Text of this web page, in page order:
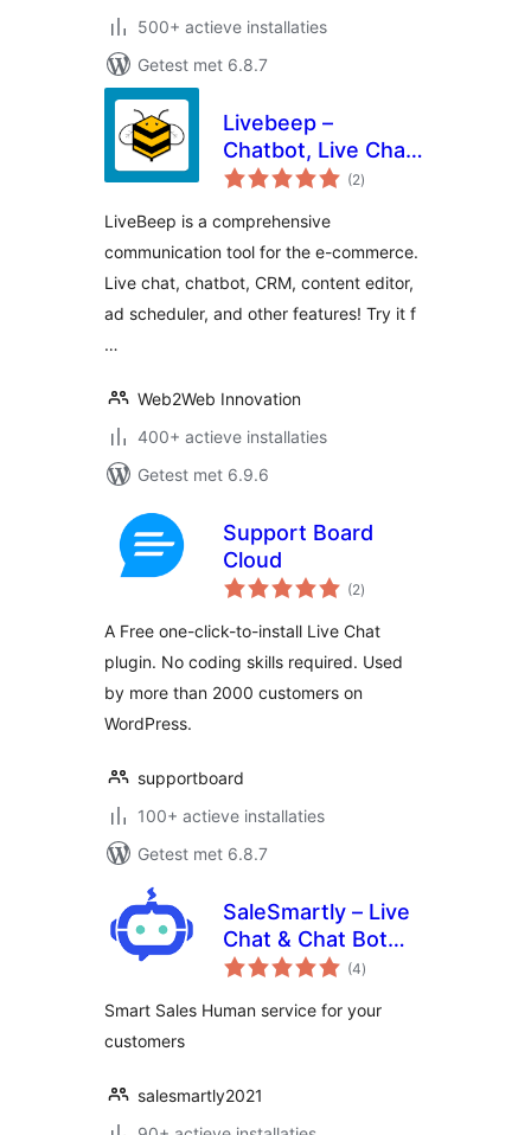
500+ actieve installaties
Getest met 6.8.7
Livebeep –
Chatbot, Live Chat,
CRM & Digital
(2totaal
waarderingen
)
LiveBeep is a comprehensive
communication tool for the e-commerce.
Live chat, chatbot, CRM, content editor,
ad scheduler, and other features! Try it f
…
Web2Web Innovation
400+ actieve installaties
Getest met 6.9.6
Support Board
Cloud
(2totaal
waarderingen
)
A Free one-click-to-install Live Chat
plugin. No coding skills required. Used
by more than 2000 customers on
WordPress.
supportboard
100+ actieve installaties
Getest met 6.8.7
SaleSmartly – Live
Chat & Chat Bot
Integrate
(4totaal
waarderingen
)
Smart Sales Human service for your
customers
salesmartly2021